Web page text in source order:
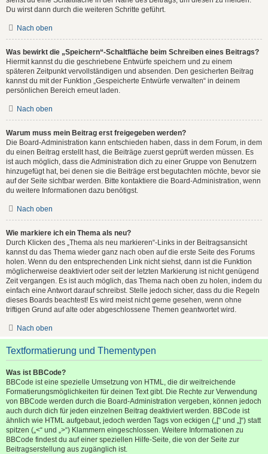
Du wirst dann durch die weiteren Schritte geführt.
Nach oben
Was bewirkt die „Speichern“-Schaltfläche beim Schreiben eines Beitrags?
Hiermit kannst du die geschriebene Entwürfe speichern und zu einem
späteren Zeitpunkt vervollständigen und absenden. Den gesicherten Beitrag
kannst du mit der Funktion „Gespeicherte Entwürfe verwalten“ in deinem
persönlichen Bereich erneut laden.
Nach oben
Warum muss mein Beitrag erst freigegeben werden?
Die Board-Administration kann entschieden haben, dass in dem Forum, in dem
du einen Beitrag erstellt hast, die Beiträge zuerst geprüft werden müssen. Es
ist auch möglich, dass die Administration dich zu einer Gruppe von Benutzern
hinzugefügt hat, bei denen sie die Beiträge erst begutachten möchte, bevor sie
auf der Seite sichtbar werden. Bitte kontaktiere die Board-Administration, wenn
du weitere Informationen dazu benötigst.
Nach oben
Wie markiere ich ein Thema als neu?
Durch Klicken des „Thema als neu markieren“-Links in der Beitragsansicht
kannst du das Thema wieder ganz nach oben auf die erste Seite des Forums
holen. Wenn du den entsprechenden Link nicht siehst, dann ist die Funktion
möglicherweise deaktiviert oder seit der letzten Markierung ist nicht genügend
Zeit vergangen. Es ist auch möglich, das Thema nach oben zu holen, indem du
einfach eine Antwort darauf schreibst. Stelle jedoch sicher, dass du die Regeln
dieses Boards beachtest! Es wird meist nicht gerne gesehen, wenn ohne
triftigen Grund auf alte oder abgeschlossene Themen geantwortet wird.
Nach oben
Textformatierung und Thementypen
Was ist BBCode?
BBCode ist eine spezielle Umsetzung von HTML, die dir weitreichende
Formatierungsmöglichkeiten für deinen Text gibt. Die Rechte zur Verwendung
von BBCode werden durch die Board-Administration vergeben, können jedoch
auch durch dich für jeden einzelnen Beitrag deaktiviert werden. BBCode ist
ähnlich wie HTML aufgebaut, jedoch werden Tags von eckigen („[“ und „]“) statt
spitzen („<“ und „>“) Klammern eingeschlossen. Weitere Informationen zu
BBCode findest du auf einer speziellen Hilfe-Seite, die von der Seite zur
Beitragserstellung aus zugänglich ist.